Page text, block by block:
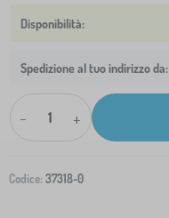
Spedizione al tuo indirizzo da:
- +
Codice: 37318-0